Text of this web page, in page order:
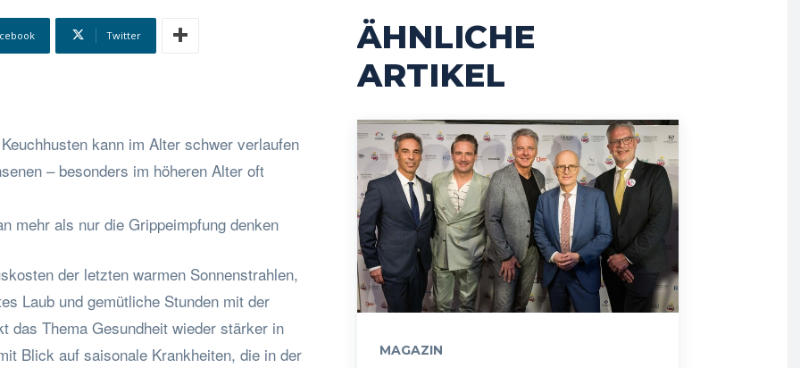
Twitter
kann im Alter schwer verlaufen
– besonders im höheren Alter oft
mehr als nur die Grippeimpfung denken
der letzten warmen Sonnenstrahlen,
Laub und gemütliche Stunden mit der
das Thema Gesundheit wieder stärker in
Blick auf saisonale Krankheiten, die in der
ÄHNLICHE
ARTIKEL
MAGAZIN